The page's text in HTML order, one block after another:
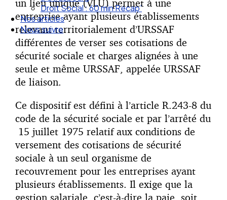
Droit Social : 60 min Recap’
Nos articles
Nous suivre
un lieu unique (VLU) permet à une
entreprise ayant plusieurs établissements
relevant territorialement d’URSSAF
différentes de verser ses cotisations de
sécurité sociale et charges alignées à une
seule et même URSSAF, appelée URSSAF
de liaison.
Ce dispositif est défini à l’article R.243-8 du
code de la sécurité sociale et par l’arrêté du
15 juillet 1975 relatif aux conditions de
versement des cotisations de sécurité
sociale à un seul organisme de
recouvrement pour les entreprises ayant
plusieurs établissements. Il exige que la
gestion salariale, c’est-à-dire la paie, soit